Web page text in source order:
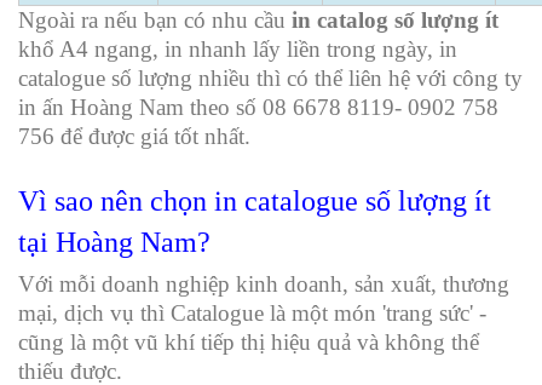
Ngoài ra nếu bạn có nhu cầu in catalog số lượng ít
khổ A4 ngang, in nhanh lấy liền trong ngày, in
catalogue số lượng nhiều thì có thể liên hệ với công ty
in ấn Hoàng Nam theo số 08 6678 8119- 0902 758
756 để được giá tốt nhất.
Vì sao nên chọn in catalogue số lượng ít
tại Hoàng Nam?
Với mỗi doanh nghiệp kinh doanh, sản xuất, thương
mại, dịch vụ thì Catalogue là một món 'trang sức' -
cũng là một vũ khí tiếp thị hiệu quả và không thể
thiếu được.